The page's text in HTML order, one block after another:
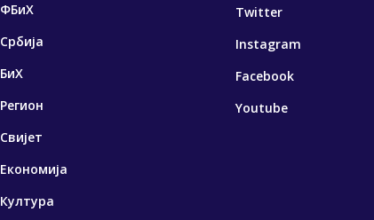
ФБиХ
Србија
БиХ
Регион
Свијет
Економија
Култура
Twitter
Instagram
Facebook
Youtube